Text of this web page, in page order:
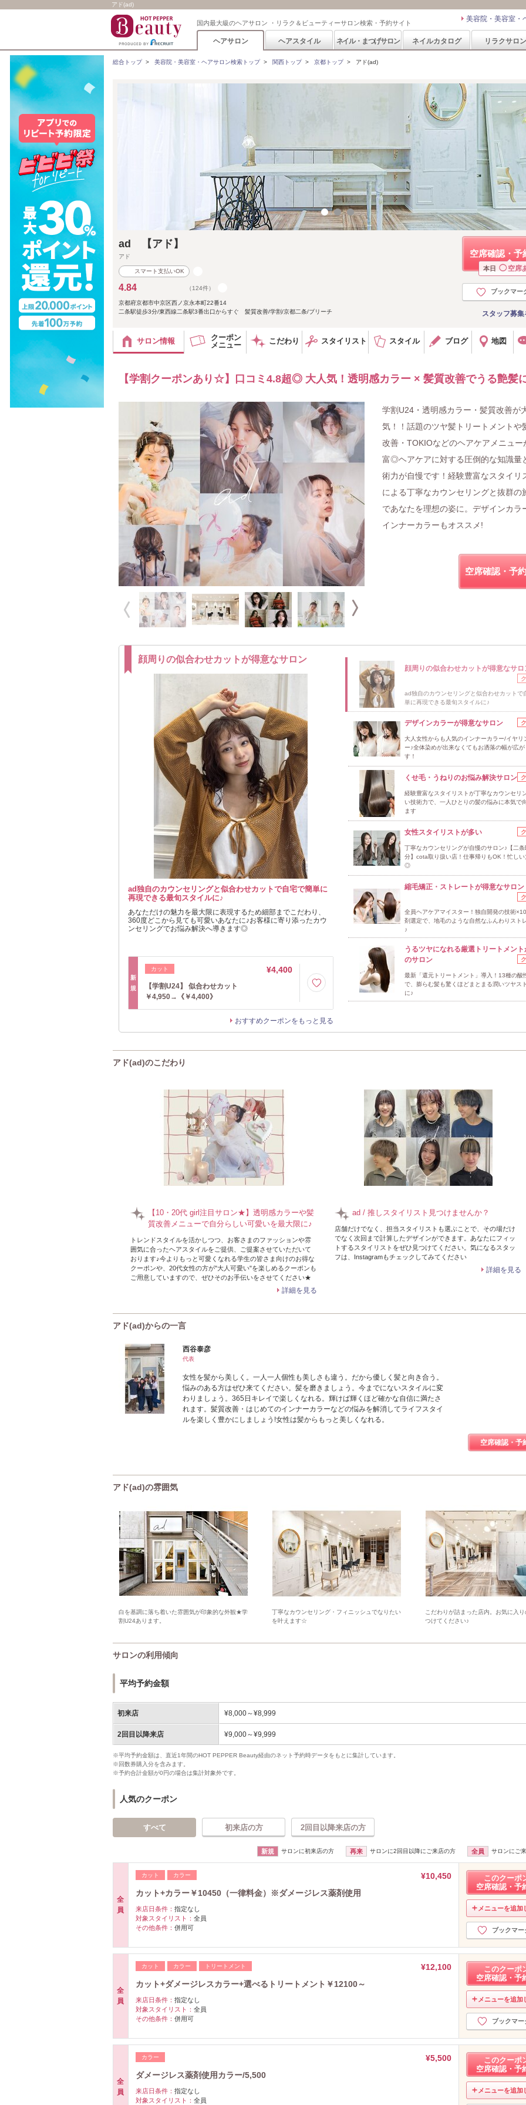
アド(ad)
国内最大級のヘアサロン ・リラク＆ビューティーサロン検索・予約サイト 美容院・美容室・
ヘアサロン ヘアスタイル ネイル・まつげサロン ネイルカタログ リラクサロン
総合トップ> 美容院・美容室・ヘアサロン検索トップ> 関西トップ> 京都トップ> アド(ad)
空席確認・予
本日 ◯ 空席
ブックマー
スタッフ募
ad 【アド】
アド
スマート支払いOK
4.84 （124件）
京都府京都市中京区西ノ京永本町22番14
二条駅徒歩3分/東西線二条駅3番出口からすぐ 髪質改善/学割/京都二条/ブリーチ
サロン情報
クーポン
メニュー
こだわり スタイリスト スタイル ブログ 地図
【学割クーポンあり☆】口コミ4.8超◎ 大人気！透明感カラー × 髪質改善でうる艶髪
学割U24・透明感カラー・髪質改善が
気！！話題のツヤ髪トリートメントや
改善・TOKIOなどのヘアケアメニュー
富◎ヘアケアに対する圧倒的な知識量
術力が自慢です！経験豊富なスタイリ
による丁寧なカウンセリングと抜群の
であなたを理想の姿に。デザインカラ
インナーカラーもオススメ!
空席確認・予
顔周りの似合わせカットが得意なサロン
ad独自のカウンセリングと似合わせカットで自宅で簡単に
再現できる最旬スタイルに♪
あなただけの魅力を最大限に表現するため細部までこだわり、
360度どこから見ても可愛いあなたに♪お客様に寄り添ったカウ
ンセリングでお悩み解決へ導きます◎
新
規
カット ¥4,400
【学割U24】 似合わせカット
￥4,950→《￥4,400》
おすすめクーポンをもっと見る
顔周りの似合わせカットが得意なサロ
ad独自のカウンセリングと似合わせカットで
単に再現できる最旬スタイルに♪
デザインカラーが得意なサロン
大人女性からも人気のインナーカラー/イヤリ
ー♪全体染めが出来なくてもお洒落の幅が広が
す！
くせ毛・うねりのお悩み解決サロン
経験豊富なスタイリストが丁寧なカウンセリ
い技術力で、一人ひとりの髪の悩みに本気で
ます
女性スタイリストが多い
丁寧なカウンセリングが自慢のサロン♪【二
分】cota取り扱い店！仕事帰りもOK！忙しい
◎
縮毛矯正・ストレートが得意なサロン
全員ヘアケアマイスター！独自開発の技術
剤選定で、地毛のような自然なふんわりスト
♪
うるツヤになれる厳選トリートメント
のサロン
最新「還元トリートメント」導入！13種の酸
で、膨らむ髪も驚くほどまとまる潤いツヤス
に♪
アド(ad)のこだわり
【10・20代 girl注目サロン★】透明感カラーや髪
質改善メニューで自分らしい可愛いを最大限に♪
トレンドスタイルを活かしつつ、お客さまのファッションや雰
囲気に合ったヘアスタイルをご提供、ご提案させていただいて
おります♪今よりもっと可愛くなれる学生の皆さま向けのお得な
クーポンや、20代女性の方が"大人可愛い"を楽しめるクーポンも
ご用意していますので、ぜひそのお手伝いをさせてください★
詳細を見る
ad / 推しスタイリスト見つけませんか？
店舗だけでなく、担当スタイリストも選ぶことで、その場だけ
でなく次回まで計算したデザインができます。あなたにフィッ
トするスタイリストをぜひ見つけてください。気になるスタッ
フは、Instagramもチェックしてみてください
詳細を見る
アド(ad)からの一言
西谷泰彦
代表
女性を髪から美しく。一人一人個性も美しさも違う。だから優しく髪と向き合う。
悩みのある方はぜひ来てください。髪を磨きましょう。今までにないスタイルに変
わりましょう。365日キレイで楽しくなれる。輝けば輝くほど確かな自信に満たさ
れます。髪質改善・はじめてのインナーカラーなどの悩みを解消してライフスタイ
ルを楽しく豊かにしましょう!女性は髪からもっと美しくなれる。
空席確認・予
アド(ad)の雰囲気
白を基調に落ち着いた雰囲気が印象的な外観★学
割U24あります。
丁寧なカウンセリング・フィニッシュでなりたい
を叶えます☆
こだわりが詰まった店内。お気に入
つけてください♪
サロンの利用傾向
平均予約金額
初来店 ¥8,000～¥8,999
2回目以降来店 ¥9,000～¥9,999
※平均予約金額は、直近1年間のHOT PEPPER Beauty経由のネット予約時データをもとに集計しています。
※回数券購入分を含みます。
※予約合計金額が0円の場合は集計対象外です。
人気のクーポン
すべて 初来店の方 2回目以降来店の方
新規 サロンに初来店の方 再来 サロンに2回目以降にご来店の方 全員 サロンにご
全
員
カット カラー
¥10,450
カット+カラー￥10450（一律料金）※ダメージレス薬剤使用
来店日条件： 指定なし
対象スタイリスト： 全員
その他条件： 併用可
このクーポ
空席確認・予
メニューを追加
ブックマー
全
員
カット カラー トリートメント
¥12,100
カット+ダメージレスカラー+選べるトリートメント￥12100～
来店日条件： 指定なし
対象スタイリスト： 全員
その他条件： 併用可
このクーポ
空席確認・予
メニューを追加
ブックマー
全
員
カラー
¥5,500
ダメージレス薬剤使用カラー/5,500
来店日条件： 指定なし
対象スタイリスト： 全員
このクーポ
空席確認・予
メニューを追加